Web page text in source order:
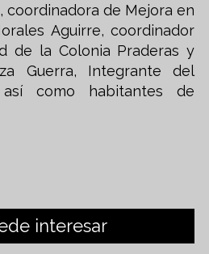
coordinadora de Mejora en
Aguirre, coordinador
de la Colonia Praderas y
Guerra, Integrante del
como habitantes de
interesar